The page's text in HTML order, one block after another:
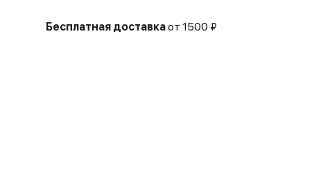
Бесплатная доставкаот 1500 ₽